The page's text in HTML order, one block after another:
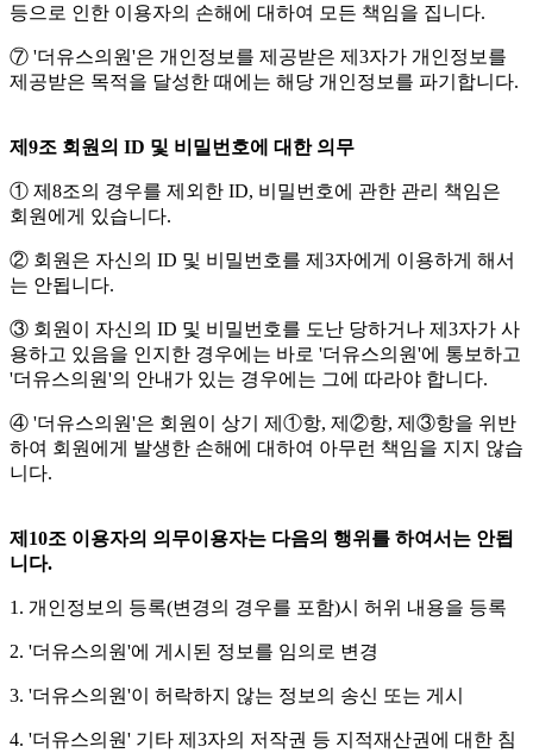
등으로 인한 이용자의 손해에 대하여 모든 책임을 집니다.
⑦ '더유스의원'은 개인정보를 제공받은 제3자가 개인정보를
제공받은 목적을 달성한 때에는 해당 개인정보를 파기합니다.
제9조 회원의 ID 및 비밀번호에 대한 의무
① 제8조의 경우를 제외한 ID, 비밀번호에 관한 관리 책임은
회원에게 있습니다.
② 회원은 자신의 ID 및 비밀번호를 제3자에게 이용하게 해서
는 안됩니다.
③ 회원이 자신의 ID 및 비밀번호를 도난 당하거나 제3자가 사
용하고 있음을 인지한 경우에는 바로 '더유스의원'에 통보하고
'더유스의원'의 안내가 있는 경우에는 그에 따라야 합니다.
④ '더유스의원'은 회원이 상기 제①항, 제②항, 제③항을 위반
하여 회원에게 발생한 손해에 대하여 아무런 책임을 지지 않습
니다.
제10조 이용자의 의무이용자는 다음의 행위를 하여서는 안됩
니다.
1. 개인정보의 등록(변경의 경우를 포함)시 허위 내용을 등록
2. '더유스의원'에 게시된 정보를 임의로 변경
3. '더유스의원'이 허락하지 않는 정보의 송신 또는 게시
4. '더유스의원' 기타 제3자의 저작권 등 지적재산권에 대한 침